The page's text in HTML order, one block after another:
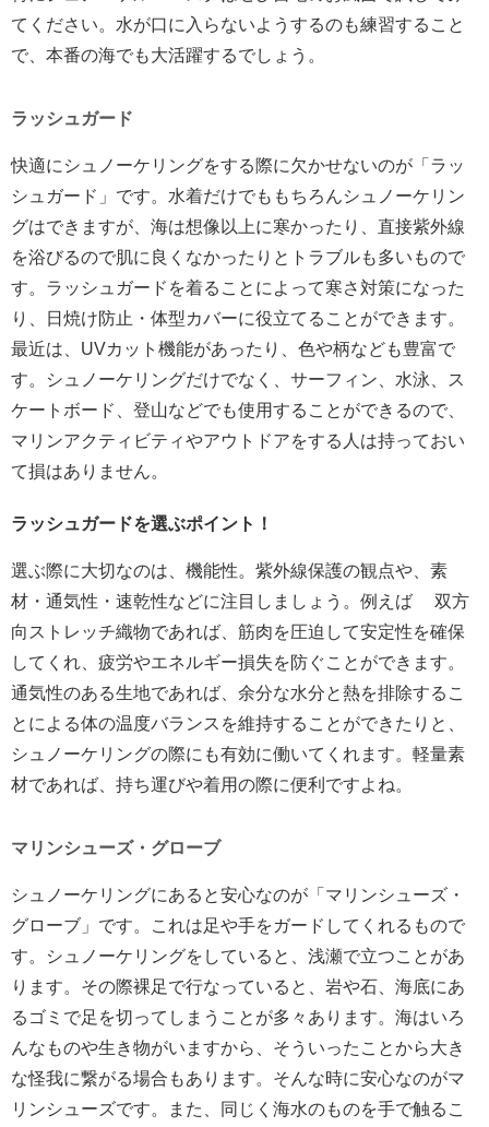
てください。水が口に入らないようするのも練習すること
で、本番の海でも大活躍するでしょう。
ラッシュガード
快適にシュノーケリングをする際に欠かせないのが「ラッ
シュガード」です。水着だけでももちろんシュノーケリン
グはできますが、海は想像以上に寒かったり、直接紫外線
を浴びるので肌に良くなかったりとトラブルも多いもので
す。ラッシュガードを着ることによって寒さ対策になった
り、日焼け防止・体型カバーに役立てることができます。
最近は、UVカット機能があったり、色や柄なども豊富で
す。シュノーケリングだけでなく、サーフィン、水泳、ス
ケートボード、登山などでも使用することができるので、
マリンアクティビティやアウトドアをする人は持っておい
て損はありません。
ラッシュガードを選ぶポイント！
選ぶ際に大切なのは、機能性。紫外線保護の観点や、素
材・通気性・速乾性などに注目しましょう。例えば 双方
向ストレッチ織物であれば、筋肉を圧迫して安定性を確保
してくれ、疲労やエネルギー損失を防ぐことができます。
通気性のある生地であれば、余分な水分と熱を排除するこ
とによる体の温度バランスを維持することができたりと、
シュノーケリングの際にも有効に働いてくれます。軽量素
材であれば、持ち運びや着用の際に便利ですよね。
マリンシューズ・グローブ
シュノーケリングにあると安心なのが「マリンシューズ・
グローブ」です。これは足や手をガードしてくれるもので
す。シュノーケリングをしていると、浅瀬で立つことがあ
ります。その際裸足で行なっていると、岩や石、海底にあ
るゴミで足を切ってしまうことが多々あります。海はいろ
んなものや生き物がいますから、そういったことから大き
な怪我に繋がる場合もあります。そんな時に安心なのがマ
リンシューズです。また、同じく海水のものを手で触るこ